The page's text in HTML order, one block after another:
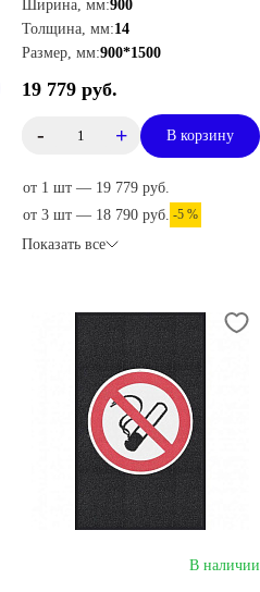
Ширина, мм:900
Толщина, мм:14
Размер, мм:900*1500
19 779 руб.
- + В корзину
от 1 шт — 19 779 руб.
от 3 шт — 18 790 руб. -5 %
Показать все
В наличии